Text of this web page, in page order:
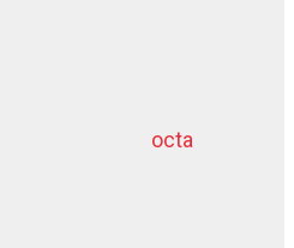
octa
dziļurbums